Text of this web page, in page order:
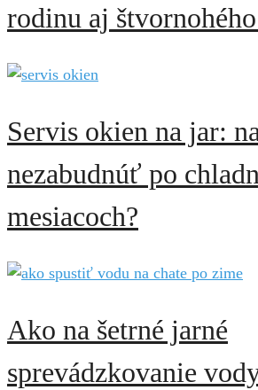
rodinu aj
Servis okien na jar:
nezabudnúť po
mesiacoch?
Ako na šetrné jarné
sprevádzkovanie